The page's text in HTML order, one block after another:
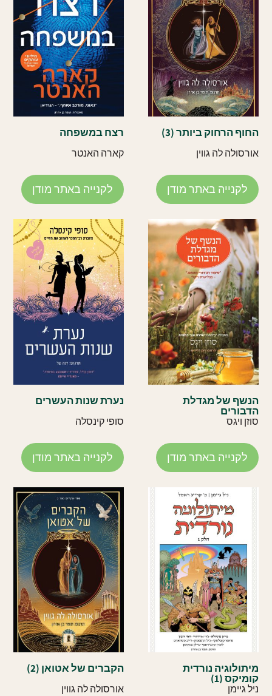
החוף הרחוק ביותר (3)
אורסולה לה גווין
לקנייה באתר מודן
רצח במשפחה
קארה האנטר
לקנייה באתר מודן
הנשף של מגדלת
הדבורים
סוזן ויגס
לקנייה באתר מודן
נערת שנות העשרים
סופי קינסלה
לקנייה באתר מודן
מיתולוגיה נורדית
קומיקס (1)
ניל גיימן
הקברים של אטואן (2)
אורסולה לה גווין